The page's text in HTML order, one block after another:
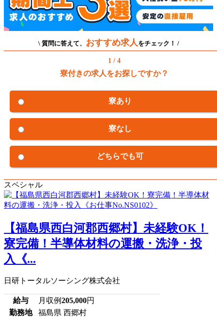
\ 質問に答えて、 おすすめ求人 をチェック！ /
1 / 4
寮付きの求人をお探しですか？
寮あり
寮なし
どちらでも可
スペシャル
【福島県西白河郡西郷村】未経験OK！
寮完備！半導体材料の運搬・洗浄・投
入《...
日研トータルソーシング株式会社
給与 月収例205,000円
勤務地
福島県 西郷村